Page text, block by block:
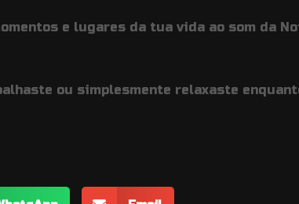
e lugares da tua vida ao som da
ou simplesmente relaxaste